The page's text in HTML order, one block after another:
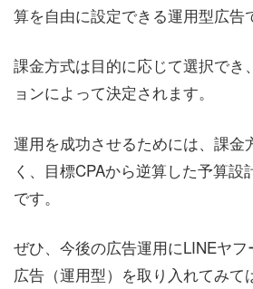
算を自由に設定できる運用型広告
課金方式は目的に応じて選択でき
ョンによって決定されます。
運用を成功させるためには、課金
く、目標CPAから逆算した予算設
です。
ぜひ、今後の広告運用にLINEヤ
広告（運用型）を取り入れてみて